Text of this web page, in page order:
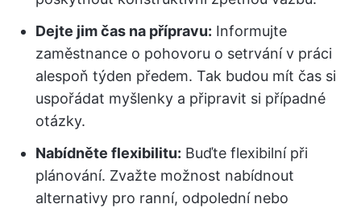
Dejte jim čas na přípravu: Informujte
zaměstnance o pohovoru o setrvání v práci
alespoň týden předem. Tak budou mít čas si
uspořádat myšlenky a připravit si případné
otázky.
Nabídněte flexibilitu: Buďte flexibilní při
plánování. Zvažte možnost nabídnout
alternativy pro ranní, odpolední nebo